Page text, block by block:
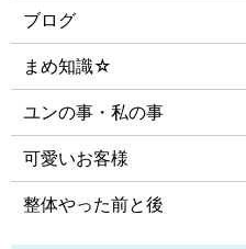
ブログ
まめ知識☆
ユンの事・私の事
可愛いお客様
整体やった前と後